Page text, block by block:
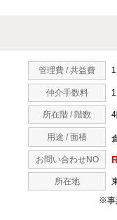
管理費 / 共益費
仲介手数料
所在階 / 階数
用途 / 面積
お問い合わせNO
所在地
※事